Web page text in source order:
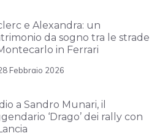
e Alexandra: un
da sogno tra le strade
in Ferrari
Febbraio 2026
a Sandro Munari, il
‘Drago’ dei rally con